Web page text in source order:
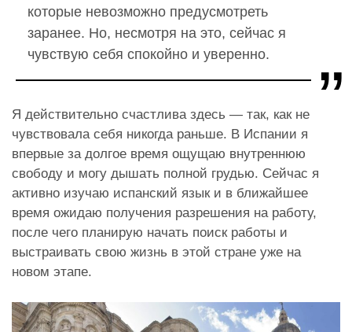
которые невозможно предусмотреть
заранее. Но, несмотря на это, сейчас я
чувствую себя спокойно и уверенно.
Я действительно счастлива здесь — так, как не
чувствовала себя никогда раньше. В Испании я
впервые за долгое время ощущаю внутреннюю
свободу и могу дышать полной грудью. Сейчас я
активно изучаю испанский язык и в ближайшее
время ожидаю получения разрешения на работу,
после чего планирую начать поиск работы и
выстраивать свою жизнь в этой стране уже на
новом этапе.